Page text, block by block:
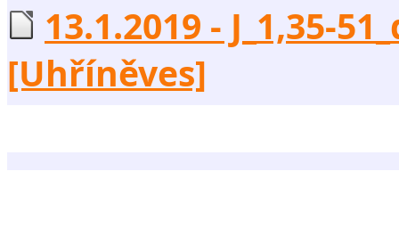
13.1.2019 - J_1,35-
[Uhříněves]